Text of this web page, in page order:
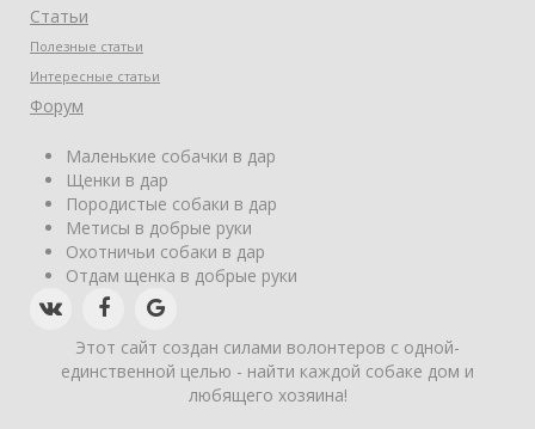
Статьи
Полезные статьи
Интересные статьи
Форум
Маленькие собачки в дар
Щенки в дар
Породистые собаки в дар
Метисы в добрые руки
Охотничьи собаки в дар
Отдам щенка в добрые руки
Этот сайт создан силами волонтеров с одной-
единственной целью - найти каждой собаке дом и
любящего хозяина!